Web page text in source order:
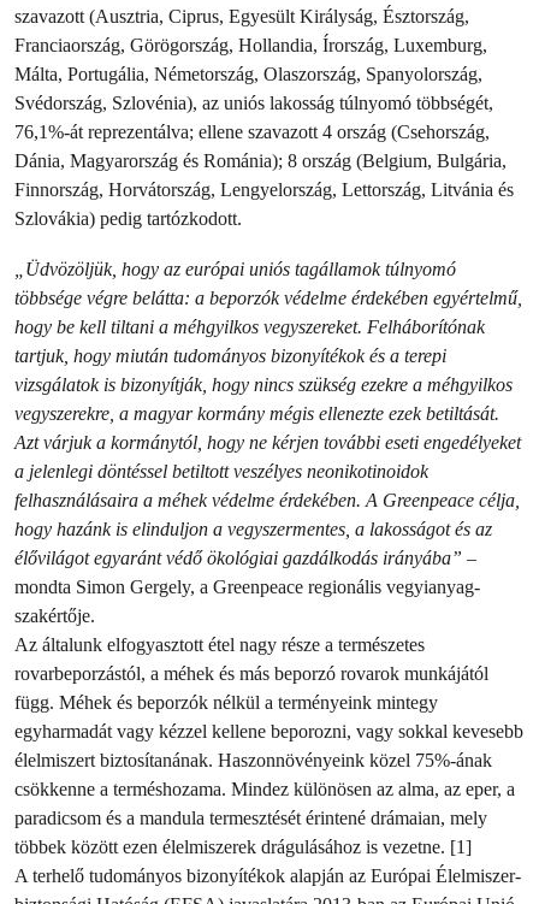
szavazott (Ausztria, Ciprus, Egyesült Királyság, Észtország,
Franciaország, Görögország, Hollandia, Írország, Luxemburg,
Málta, Portugália, Németország, Olaszország, Spanyolország,
Svédország, Szlovénia), az uniós lakosság túlnyomó többségét,
76,1%-át reprezentálva; ellene szavazott 4 ország (Csehország,
Dánia, Magyarország és Románia); 8 ország (Belgium, Bulgária,
Finnország, Horvátország, Lengyelország, Lettország, Litvánia és
Szlovákia) pedig tartózkodott.
„Üdvözöljük, hogy az európai uniós tagállamok túlnyomó
többsége végre belátta: a beporzók védelme érdekében egyértelmű,
hogy be kell tiltani a méhgyilkos vegyszereket. Felháborítónak
tartjuk, hogy miután tudományos bizonyítékok és a terepi
vizsgálatok is bizonyítják, hogy nincs szükség ezekre a méhgyilkos
vegyszerekre, a magyar kormány mégis ellenezte ezek betiltását.
Azt várjuk a kormánytól, hogy ne kérjen további eseti engedélyeket
a jelenlegi döntéssel betiltott veszélyes neonikotinoidok
felhasználásaira a méhek védelme érdekében. A Greenpeace célja,
hogy hazánk is elinduljon a vegyszermentes, a lakosságot és az
élővilágot egyaránt védő ökológiai gazdálkodás irányába” –
mondta Simon Gergely, a Greenpeace regionális vegyianyag-
szakértője.
Az általunk elfogyasztott étel nagy része a természetes
rovarbeporzástól, a méhek és más beporzó rovarok munkájától
függ. Méhek és beporzók nélkül a terményeink mintegy
egyharmadát vagy kézzel kellene beporozni, vagy sokkal kevesebb
élelmiszert biztosítanának. Haszonnövényeink közel 75%-ának
csökkenne a terméshozama. Mindez különösen az alma, az eper, a
paradicsom és a mandula termesztését érintené drámaian, mely
többek között ezen élelmiszerek drágulásához is vezetne. [1]
A terhelő tudományos bizonyítékok alapján az Európai Élelmiszer-